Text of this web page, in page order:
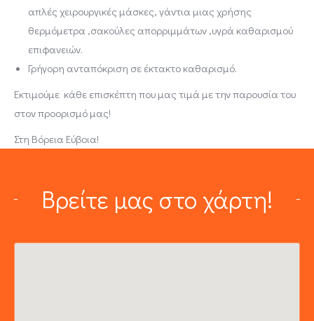
απλές χειρουργικές μάσκες, γάντια μιας χρήσης
θερμόμετρα ,σακούλες απορριμμάτων ,υγρά καθαρισμού
επιφανειών.
Γρήγορη ανταπόκριση σε έκτακτο καθαρισμό.
Eκτιμούμε κάθε επισκέπτη που μας τιμά με την παρουσία του
στον προορισμό μας!
Στη Βόρεια Εύβοια!
Βρείτε μας στο χάρτη!